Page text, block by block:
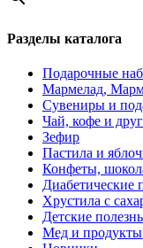
Разделы каталога
Подарочные
Мармелад,
Сувениры и
Чай, кофе и
Зефир
Пастила и
Конфеты,
Диабетические
Хрустила с
Детские
Мед и продукты